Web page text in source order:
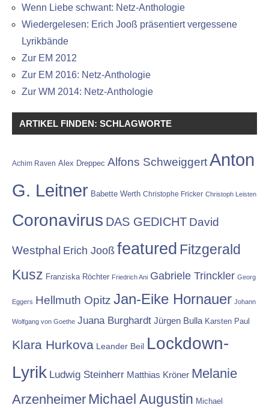
Wenn Liebe schwant: Netz-Anthologie
Wiedergelesen: Erich Jooß präsentiert vergessene
Lyrikbände
Zur EM 2012
Zur EM 2016: Netz-Anthologie
Zur WM 2014: Netz-Anthologie
ARTIKEL FINDEN: SCHLAGWORTE
Achim Raven Alex Dreppec Alfons SchweiggertAnton
G. Leitner Babette Werth Christophe Fricker Christoph Leisten
Coronavirus DAS GEDICHT David
Westphal Erich Jooß featured Fitzgerald
Kusz Franziska Röchter Friedrich Ani Gabriele Trinckler Georg
Eggers Hellmuth Opitz Jan-Eike Hornauer Johann
Wolfgang von Goethe Juana Burghardt Jürgen Bulla Karsten Paul
Klara Hurkova Leander Beil Lockdown-
Lyrik Ludwig Steinherr Matthias Kröner Melanie
Arzenheimer Michael Augustin Michael